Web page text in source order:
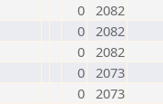
0 2082
0 2082
0 2082
0 2073
0 2073